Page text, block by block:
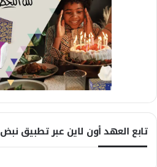
تابع العهد أون لاين عبر تطبيق نبض